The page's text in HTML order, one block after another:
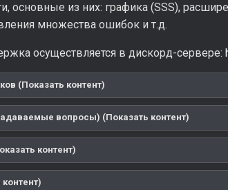
основные из них: графика (SSS),
множества ошибок и т.д.
осуществляется в дискорд-сервере:
(Показать контент)
вопросы) (Показать контент)
контент)